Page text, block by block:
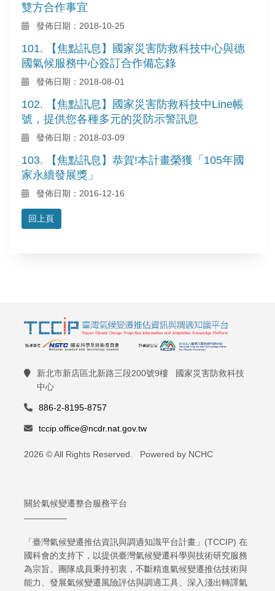
雙方合作事宜
發佈日期：2018-10-25
101. 【焦點訊息】國家災害防救科技中心與德
國氣候服務中心簽訂合作備忘錄
發佈日期：2018-08-01
102. 【焦點訊息】國家災害防救科技中Line帳
號，提供您各種多元的災防示警訊息
發佈日期：2018-03-09
103. 【焦點訊息】恭賀!本計畫榮獲「105年國
家永續發展獎」
發佈日期：2016-12-16
回上頁
新北市新店區北新路三段200號9樓 國家災害防救科技
中心
886-2-8195-8757
tccip.office@ncdr.nat.gov.tw
2026 © All Rights Reserved. Powered by NCHC
關於氣候變遷整合服務平台
「臺灣氣候變遷推估資訊與調適知識平台計畫」(TCCIP) 在
國科會的支持下，以提供臺灣氣候變遷科學與技術研究服務
為宗旨。團隊成員秉持初衷，不斷精進氣候變遷推估技術與
能力、發展氣候變遷風險評估與調適工具、深入淺出轉譯氣